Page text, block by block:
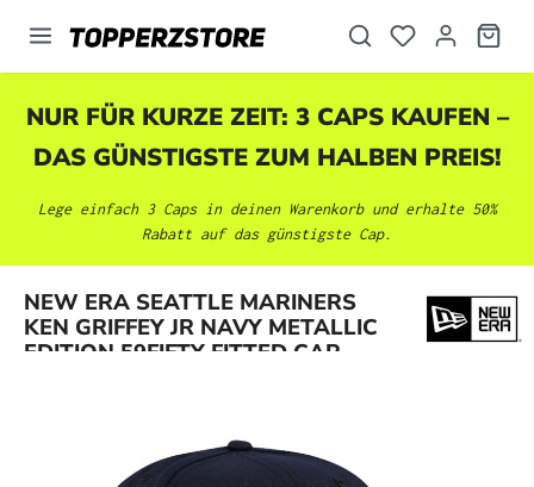
springen
NUR FÜR KURZE ZEIT: 3 CAPS KAUFEN –
DAS GÜNSTIGSTE ZUM HALBEN PREIS!
Lege einfach 3 Caps in deinen Warenkorb und erhalte 50%
Rabatt auf das günstigste Cap.
NEW ERA SEATTLE MARINERS
KEN GRIFFEY JR NAVY METALLIC
EDITION 59FIFTY FITTED CAP
Bildergalerie überspringen